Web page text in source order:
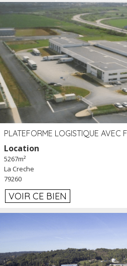
Location
5267m²
La Creche
79260
VOIR CE BIEN